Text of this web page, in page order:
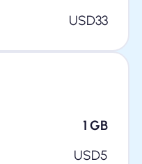
USD33
1 GB
USD5